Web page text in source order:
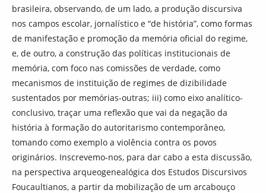
brasileira, observando, de um lado, a produção discursiva
nos campos escolar, jornalístico e “de história”, como formas
de manifestação e promoção da memória oficial do regime,
e, de outro, a construção das políticas institucionais de
memória, com foco nas comissões de verdade, como
mecanismos de instituição de regimes de dizibilidade
sustentados por memórias-outras; iii) como eixo analítico-
conclusivo, traçar uma reflexão que vai da negação da
história à formação do autoritarismo contemporâneo,
tomando como exemplo a violência contra os povos
originários. Inscrevemo-nos, para dar cabo a esta discussão,
na perspectiva arqueogenealógica dos Estudos Discursivos
Foucaultianos, a partir da mobilização de um arcabouço